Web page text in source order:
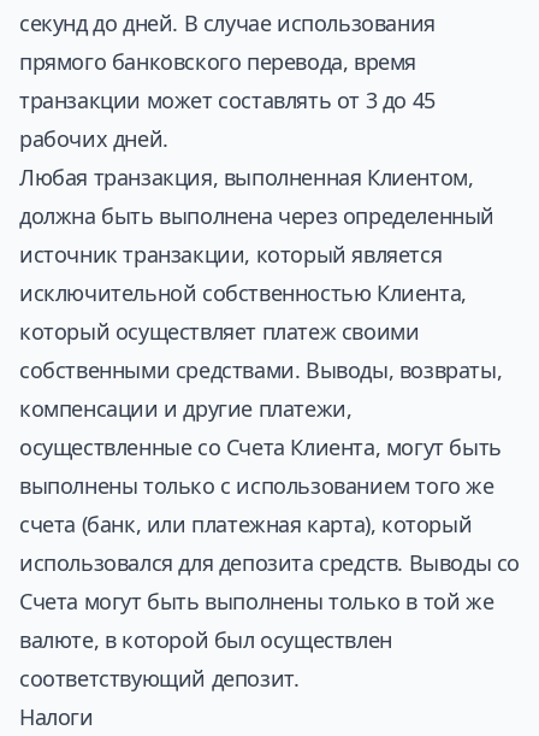
секунд до дней. В случае использования
прямого банковского перевода, время
транзакции может составлять от 3 до 45
рабочих дней.
Любая транзакция, выполненная Клиентом,
должна быть выполнена через определенный
источник транзакции, который является
исключительной собственностью Клиента,
который осуществляет платеж своими
собственными средствами. Выводы, возвраты,
компенсации и другие платежи,
осуществленные со Счета Клиента, могут быть
выполнены только с использованием того же
счета (банк, или платежная карта), который
использовался для депозита средств. Выводы со
Счета могут быть выполнены только в той же
валюте, в которой был осуществлен
соответствующий депозит.
Налоги